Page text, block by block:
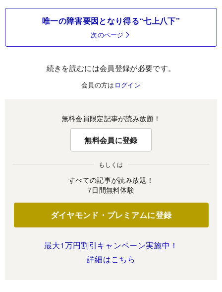
唯一の障害要因となり得る“七上八下”
次のページ
続きを読むには会員登録が必要です。
会員の方は ログイン
無料会員限定記事が読み放題！
無料会員に登録
もしくは
すべての記事が読み放題！
7日間無料体験
ダイヤモンド・プレミアムに登録
最大1万円割引キャンペーン実施中！
詳細はこちら